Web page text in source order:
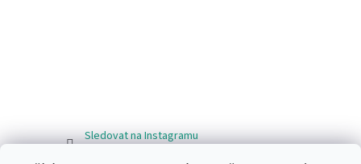
Sledovat na Instagramu